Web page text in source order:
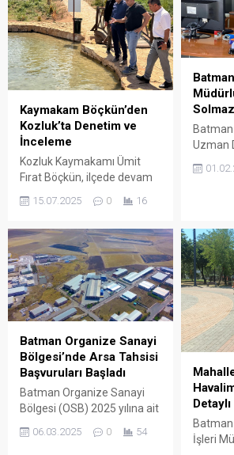
Kaymakam Böçkün’den
Kozluk’ta Denetim ve
İnceleme
Kozluk Kaymakamı Ümit
Fırat Böçkün, ilçede devam
tarihi alanlarda çeşitli
15.07.2025 0 16
Batman
Uzman
Batman Organize Sanayi
Bölgesi’nde Arsa Tahsisi
Başvuruları Başladı
Batman Organize Sanayi
Bölgesi (OSB) 2025 yılına ait
kabul etmeye başladı.
06.03.2025 0 54
İşleri